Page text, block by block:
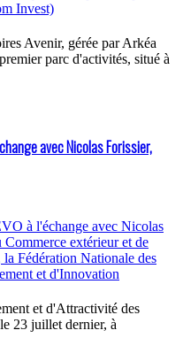
Avenir, gérée par Arkéa
parc d'activités, situé à
avec Nicolas Forissier,
et d'Attractivité des
23 juillet dernier, à